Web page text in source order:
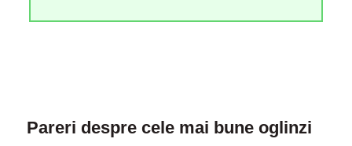
Pareri despre cele mai bune oglinzi